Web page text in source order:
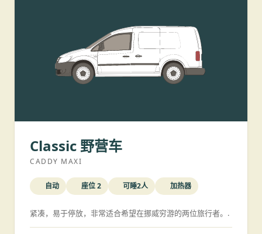
Classic 野营车
CADDY MAXI
自动 座位 2 可睡2人 加热器
紧凑，易于停放，非常适合希望在挪威穷游的两位旅行者。.